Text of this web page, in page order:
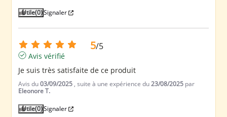
Utile(0)Signaler
5/5
Avis vérifié
Je suis très satisfaite de ce produit
Avis du03/09/2025 , suite à une expérience du23/08/2025 par
Eleonore T.
Utile(0)Signaler